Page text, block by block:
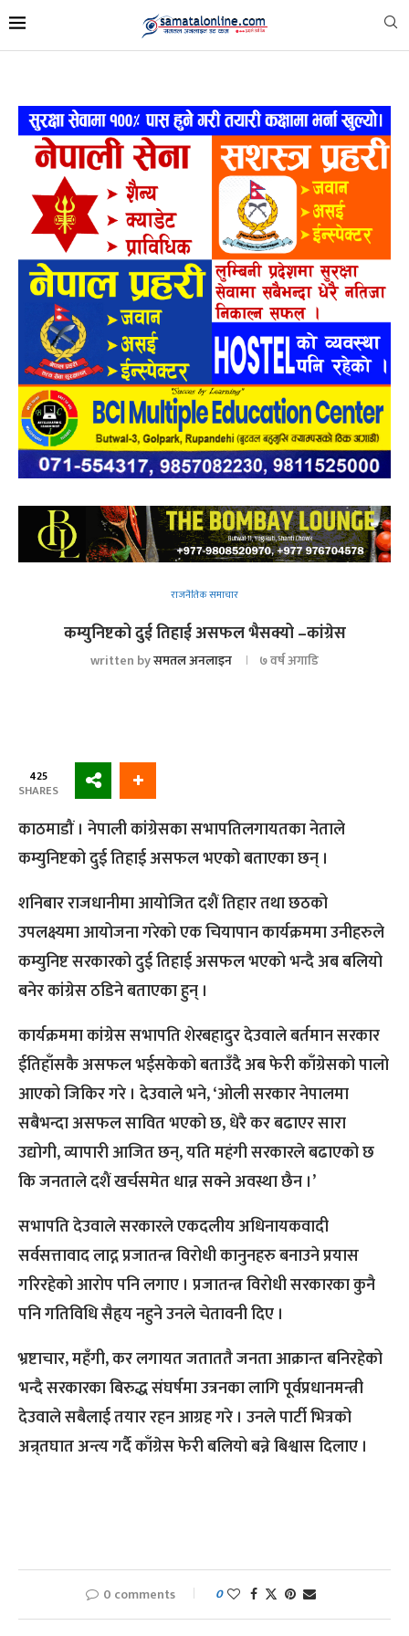
राजनैतिक समाचार
कम्युनिष्टको दुई तिहाई असफल भैसक्यो –कांग्रेस
written byसमतल अनलाइन ७ वर्ष अगाडि
425
SHARES
काठमाडौं । नेपाली कांग्रेसका सभापतिलगायतका नेताले
कम्युनिष्टको दुई तिहाई असफल भएको बताएका छन् ।
शनिबार राजधानीमा आयोजित दशैं तिहार तथा छठको
उपलक्ष्यमा आयोजना गरेको एक चियापान कार्यक्रममा उनीहरुले
कम्युनिष्ट सरकारको दुई तिहाई असफल भएको भन्दै अब बलियो
बनेर कांग्रेस ठडिने बताएका हुन् ।
कार्यक्रममा कांग्रेस सभापति शेरबहादुर देउवाले बर्तमान सरकार
ईतिहाँसकै असफल भईसकेको बताउँदै अब फेरी काँग्रेसको पालो
आएको जिकिर गरे । देउवाले भने, ‘ओली सरकार नेपालमा
सबैभन्दा असफल सावित भएको छ, धेरै कर बढाएर सारा
उद्योगी, व्यापारी आजित छन्, यति महंगी सरकारले बढाएको छ
कि जनताले दशैं खर्चसमेत धान्न सक्ने अवस्था छैन ।’
सभापति देउवाले सरकारले एकदलीय अधिनायकवादी
सर्वसत्तावाद लाद्न प्रजातन्त्र विरोधी कानुनहरु बनाउने प्रयास
गरिरहेको आरोप पनि लगाए । प्रजातन्त्र विरोधी सरकारका कुनै
पनि गतिविधि सैहृय नहुने उनले चेतावनी दिए ।
भ्रष्टाचार, महँगी, कर लगायत जताततै जनता आक्रान्त बनिरहेको
भन्दै सरकारका बिरुद्ध संघर्षमा उत्रनका लागि पूर्वप्रधानमन्त्री
देउवाले सबैलाई तयार रहन आग्रह गरे । उनले पार्टी भित्रको
अन्र्तघात अन्त्य गर्दै काँग्रेस फेरी बलियो बन्ने बिश्वास दिलाए ।
0 comments 0